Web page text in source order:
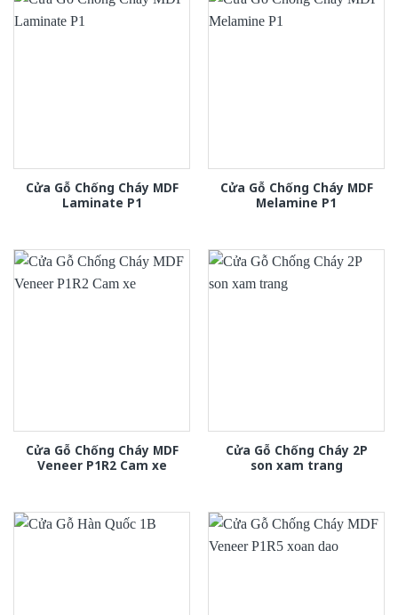
Cửa Gỗ Chống Cháy MDF
Laminate P1
Cửa Gỗ Chống Cháy MDF
Melamine P1
Cửa Gỗ Chống Cháy MDF
Veneer P1R2 Cam xe
Cửa Gỗ Chống Cháy 2P
son xam trang